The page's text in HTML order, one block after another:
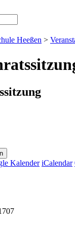
Heeßen >
Kalender iCalendar